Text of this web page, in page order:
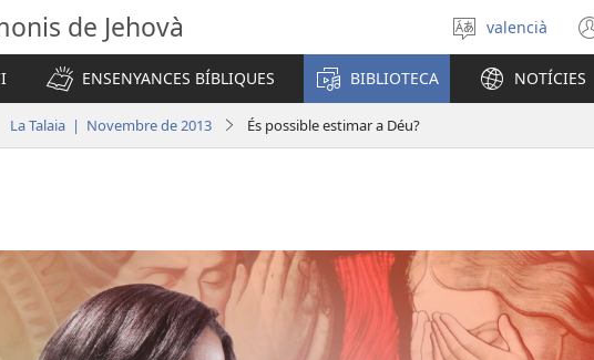
de Jehovà
Seleccionar
un
idioma
valencià
ENSENYANCES BÍBLIQUES BIBLIOTECA NOTÍCIES
La Talaia | Novembre de 2013 És possible estimar a Déu?